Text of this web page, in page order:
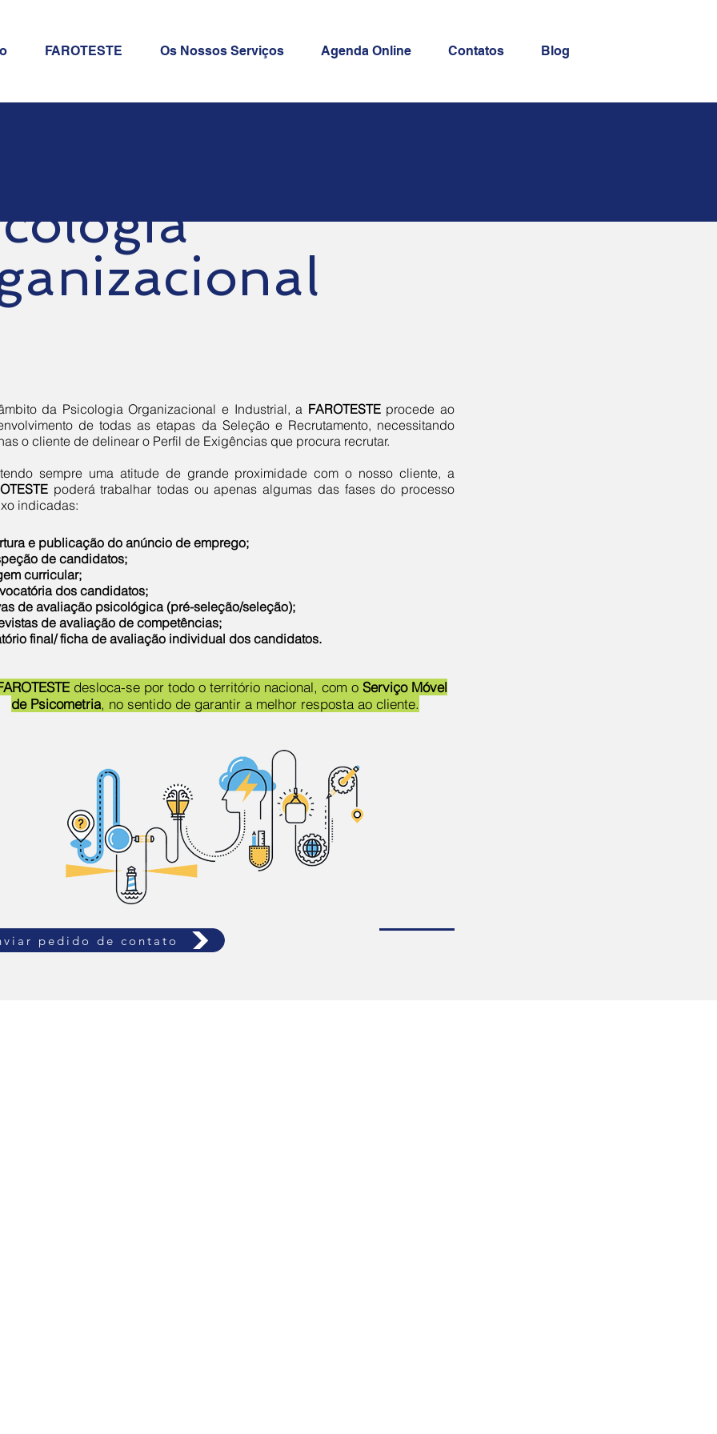
FAROTESTE Os Nossos Serviços Agenda Online Contatos Blog
da Psicologia Organizacional e Industrial, a FAROTESTEprocede ao
de todas as etapas da Seleção e Recrutamento, necessitando
o cliente de delinear o Perfil de Exigências que procura recrutar.
sempre uma atitude de grande proximidade com o nosso cliente, a
poderá trabalhar todas ou apenas algumas das fases do processo
indicadas:
e publicação do anúncio de emprego;
de candidatos;
curricular;
dos candidatos;
de avaliação psicológica (pré-seleção/seleção);
de avaliação de competências;
final/ ficha de avaliação individual dos candidatos.
desloca-se por todo o território nacional, com o Serviço Móvel
de Psicometria, no sentido de garantir a melhor resposta ao cliente.
pedido de contato